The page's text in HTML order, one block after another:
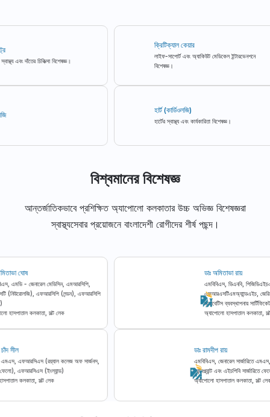
এবং দাঁতের চিকিত্সা বিশেষজ্ঞ।
ক্রিটিক্যাল কেয়ার
লাইফ-সাপোর্ট এবং অ্যাকিউট মেডিকেল ইন্টারভেনশনে
বিশেষজ্ঞ।
হার্ট (কার্ডিওলজি)
হার্টের স্বাস্থ্য এবং কার্যকারিতা বিশেষজ্ঞ।
বিশ্বমানের বিশেষজ্ঞ
আন্তর্জাতিকভাবে প্রশিক্ষিত অ্যাপোলো কলকাতার উচ্চ অভিজ্ঞ বিশেষজ্ঞরা
স্বাস্থ্যসেবার প্রয়োজনে বাংলাদেশী রোগীদের শীর্ষ পছন্দ।
ডাঃ অমিতাভা রায়
এমবিবিএস, ডিএনবি,
এফআরএসটিএমঅ্যাান্ডএইচ,
ডায়াবেটিস ব্যবস্থাপনায়
অ্যাপোলো হাসপাতাল
অমিতাভা ঘোষ
এমডি - জেনারেল মেডিসিন, এমআরসিপি,
(নিউরোলজি), এফআরসিপি (লন্ডন), এফআরসিপি
হাসপাতাল কলকাতা, সল্ট লেক
ডাঃ রামদীপ রায়
এমবিবিএস, জেনারেল
ট্রান্সপ্ল্যান্ট এবং এইচপিবি
অ্যাপোলো হাসপাতাল কলকাতা,
চাঁদ সীল
এমএস, এফআরসিএস (রয়্যাল কলেজ অফ সার্জনস,
ফেলো), এফআরসিএস (ইংল্যান্ড)
হাসপাতাল কলকাতা, সল্ট লেক